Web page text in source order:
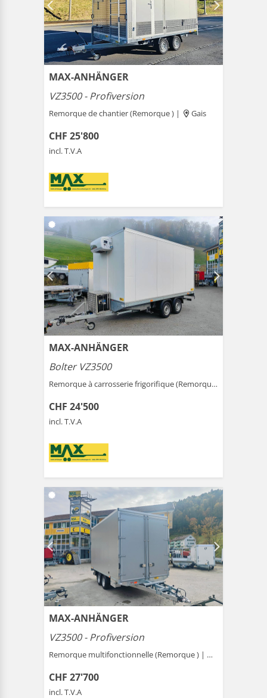
MAX-ANHÄNGER
VZ3500 - Profiversion
Remorque de chantier (Remorque ) | Gais
CHF 25'800
incl. T.V.A
MAX-ANHÄNGER
Bolter VZ3500
Remorque à carrosserie frigorifique (Remorque ) |
CHF 24'500
incl. T.V.A
MAX-ANHÄNGER
VZ3500 - Profiversion
Remorque multifonctionnelle (Remorque ) |
CHF 27'700
incl. T.V.A